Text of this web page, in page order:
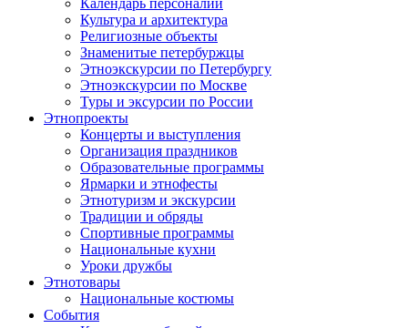
Календарь персоналий
Культура и архитектура
Религиозные объекты
Знаменитые петербуржцы
Этноэкскурсии по Петербургу
Этноэкскурсии по Москве
Туры и эксурсии по России
Этнопроекты
Концерты и выступления
Организация праздников
Образовательные программы
Ярмарки и этнофесты
Этнотуризм и экскурсии
Традиции и обряды
Спортивные программы
Национальные кухни
Уроки дружбы
Этнотовары
Национальные костюмы
События